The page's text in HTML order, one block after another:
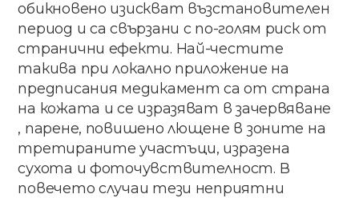
обикновено изискват​ ​възстановителен​
период​ и​ ​са свързани​ с​ по​-голям​ риск​ от
странични​ ефекти. Най-честите​ ​
такива​ при​ локално приложение на​
предписания медикамент​ са​ от​ страна​
​на кожата​ и​ се​ изразяват​ в​ зачервяване​
, парене, повишено​ лющене​ в зоните​ на​
третираните​ участъци,​ ​изразена​ ​
сухота​ ​и фоточувствителност.​ ​В​ ​
повечето​ ​случаи​ ​тези неприятни​